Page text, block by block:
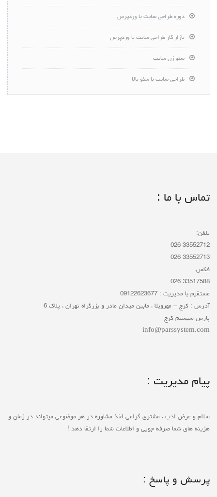
دوره طراحی سایت با وردپرس
بازار کار طراحی سایت با وردپرس
سئو زن سایت
طراحی سایت با سئو بالا
تماس با ما :
تلفن:
33552712 026
33552713 026
فکس:
33517588 026
مستقیم با مدیریت : 09122623677
آدرس : کرج – مهرویلا ، مابین میدان مادر و بزرگراه تهران ، پلاک 6
پارس سیستم کرج
info@parssystem.com
پیام مدیریت :
سلام و عرض ادب ، مشتری گرامی اخذ مشاوره در هر موضوعی میتواند در زمان و
هزینه های شما صرفه جویی و اطلاعات شما را ارتقا دهد !
پرسش و پاسخ :